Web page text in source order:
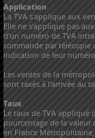
Application
La TVA s'applique aux
Elle ne s'applique pas
d'un numéro de TVA
commande par télécopie
indication de leur
Les ventes de la
sont taxés à l'arrivée au
Taux
Le taux de TVA appliqué
pourcentage de la valeur
en France